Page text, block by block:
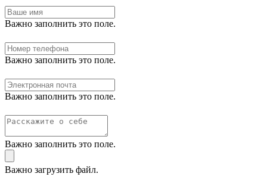
Важно заполнить это поле.
Важно заполнить это поле.
Важно заполнить это поле.
Важно заполнить это поле.
Важно загрузить файл.